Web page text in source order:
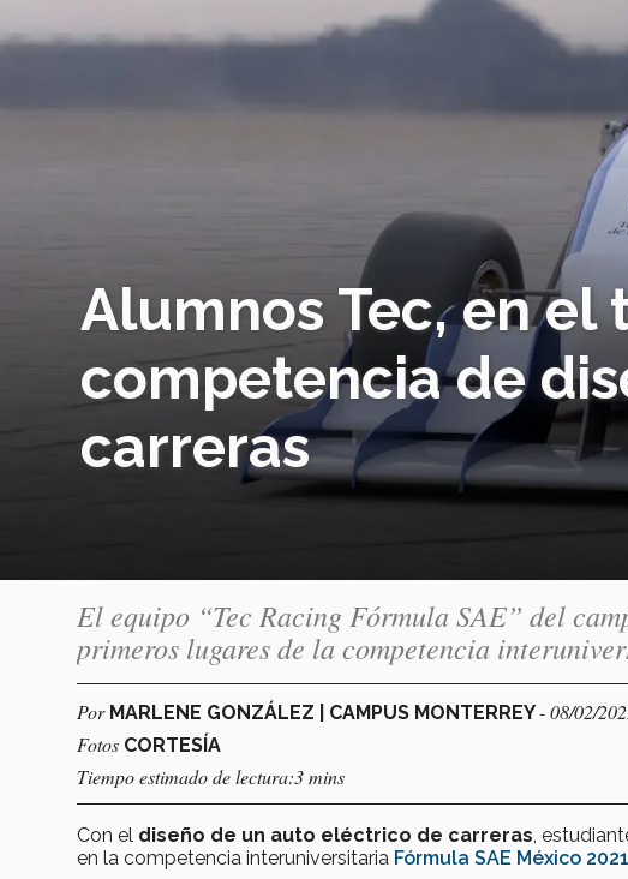
Alumnos Tec, en el
competencia de
carreras
El equipo “Tec Racing Fórmula SAE” del
primeros lugares de la competencia
Por MARLENE GONZÁLEZ | CAMPUS MONTERREY- 08/02/
Fotos CORTESÍA
Tiempo estimado de lectura:3 mins
Con el diseño de un auto eléctrico de carreras ,
en la competencia interuniversitaria Fórmula SAE México 2021